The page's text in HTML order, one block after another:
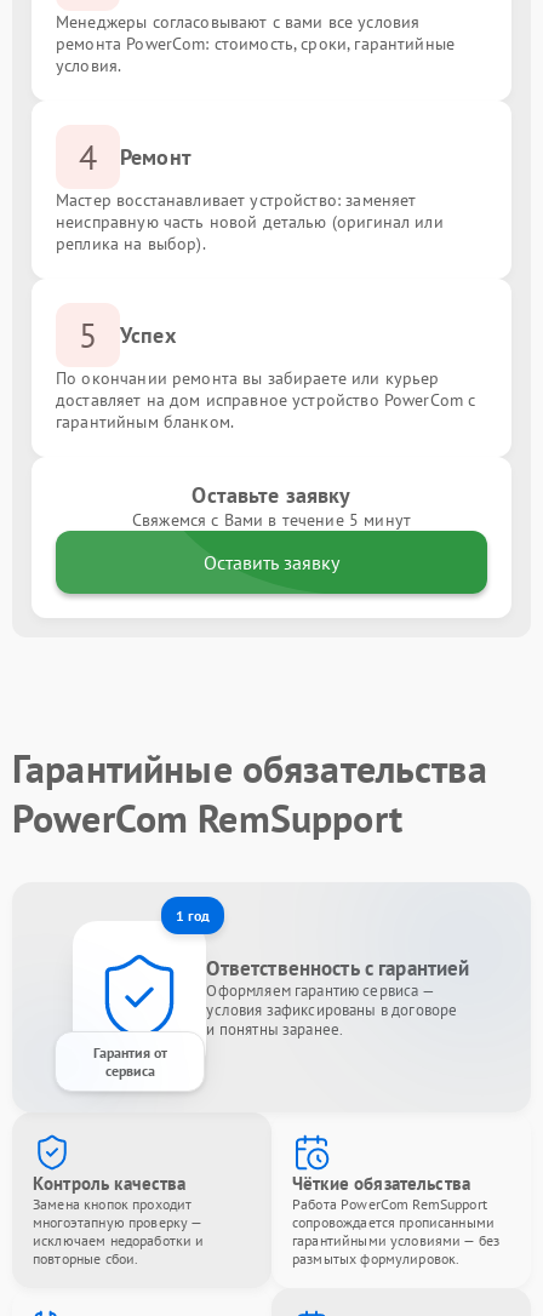
Менеджеры согласовывают с вами все условия
ремонта PowerCom: стоимость, сроки, гарантийные
условия.
4 Ремонт
Мастер восстанавливает устройство: заменяет
неисправную часть новой деталью (оригинал или
реплика на выбор).
5 Успех
По окончании ремонта вы забираете или курьер
доставляет на дом исправное устройство PowerCom с
гарантийным бланком.
Оставьте заявку
Свяжемся с Вами в течение 5 минут
Оставить заявку
Гарантийные обязательства
PowerCom RemSupport
1 год
Гарантия от
сервиса
Ответственность с гарантией
Оформляем гарантию сервиса —
условия зафиксированы в договоре
и понятны заранее.
Контроль качества
Замена кнопок проходит
многоэтапную проверку —
исключаем недоработки и
повторные сбои.
Чёткие обязательства
Работа PowerCom RemSupport
сопровождается прописанными
гарантийными условиями — без
размытых формулировок.